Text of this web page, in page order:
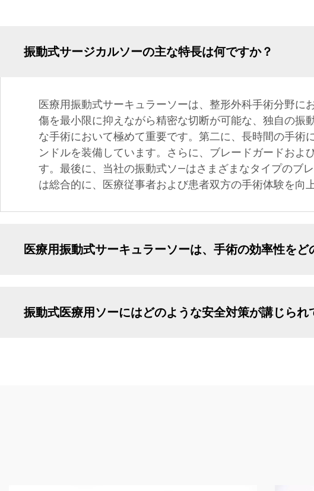
振動式サージカルソーの主な特長は何ですか？
医療用振動式サーキュラーソーは、整形外科手術分野
傷を最小限に抑えながら精密な切断が可能な、独自の振
な手術において極めて重要です。第二に、長時間の手
ンドルを装備しています。さらに、ブレードガードお
す。最後に、当社の振動式ソ―はさまざまなタイプのブ
は総合的に、医療従事者および患者双方の手術体験を向
医療用振動式サーキュラーソーは、手術の効率性をど
振動式医療用ソーにはどのような安全対策が講じられ